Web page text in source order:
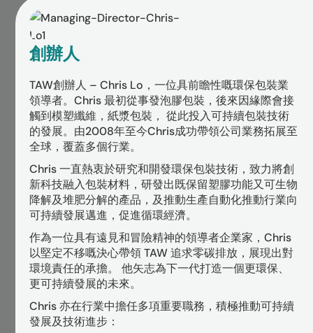
創辦人
TAW創辦人 – Chris Lo，一位具前瞻性嘅環保包裝業
領導者。Chris 最初從事發泡膠包裝，後來因緣際會接
觸到模塑纖維，紙漿包裝， 從此投入可持續包裝技術
的發展。由2008年至今Chris成功帶領公司業務拓展至
全球，覆蓋多個行業。
Chris 一直熱衷於研究和開發環保包裝技術，致力將創
新科技融入包裝材料，研發出既保留塑膠功能又可生物
降解及堆肥分解的產品，及推動生產自動化推動行業向
可持續發展邁進，促進循環經濟。
作為一位具有遠見和冒險精神的領導者企業家，Chris
以堅定不移嘅決心帶領 TAW 追求零碳排放，展現出對
環境責任的承擔。 他矢志為下一代打造一個更環保、
更可持續發展的未來。
Chris 亦在行業中擔任多項重要職務，積極推動可持續
發展及技術進步：